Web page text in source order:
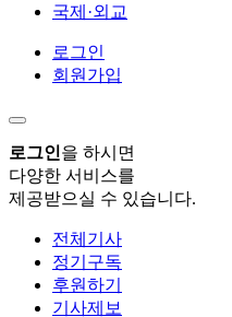
국제·외교
로그인
회원가입
로그인을 하시면
다양한 서비스를
제공받으실 수 있습니다.
전체기사
정기구독
후원하기
기사제보